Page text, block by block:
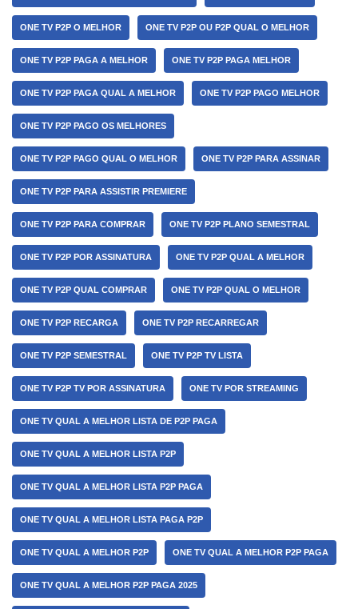
ONE TV P2P O MELHOR ONE TV P2P OU P2P QUAL O MELHOR
ONE TV P2P PAGA A MELHOR ONE TV P2P PAGA MELHOR
ONE TV P2P PAGA QUAL A MELHOR ONE TV P2P PAGO MELHOR
ONE TV P2P PAGO OS MELHORES
ONE TV P2P PAGO QUAL O MELHOR ONE TV P2P PARA ASSINAR
ONE TV P2P PARA ASSISTIR PREMIERE
ONE TV P2P PARA COMPRAR ONE TV P2P PLANO SEMESTRAL
ONE TV P2P POR ASSINATURA ONE TV P2P QUAL A MELHOR
ONE TV P2P QUAL COMPRAR ONE TV P2P QUAL O MELHOR
ONE TV P2P RECARGA ONE TV P2P RECARREGAR
ONE TV P2P SEMESTRAL ONE TV P2P TV LISTA
ONE TV P2P TV POR ASSINATURA ONE TV POR STREAMING
ONE TV QUAL A MELHOR LISTA DE P2P PAGA
ONE TV QUAL A MELHOR LISTA P2P
ONE TV QUAL A MELHOR LISTA P2P PAGA
ONE TV QUAL A MELHOR LISTA PAGA P2P
ONE TV QUAL A MELHOR P2P ONE TV QUAL A MELHOR P2P PAGA
ONE TV QUAL A MELHOR P2P PAGA 2025